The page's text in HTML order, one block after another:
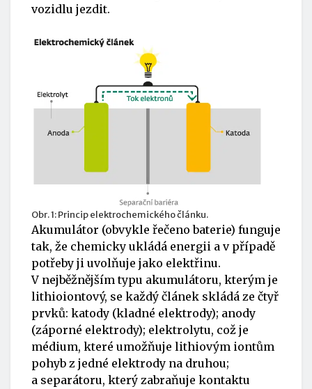
vozidlu jezdit.
Obr. 1: Princip elektrochemického článku.
Akumulátor (obvykle řečeno baterie) funguje
tak, že chemicky ukládá energii a v případě
potřeby ji uvolňuje jako elektřinu.
V nejběžnějším typu akumulátoru, kterým je
lithioiontový, se každý článek skládá ze čtyř
prvků: katody (kladné elektrody); anody
(záporné elektrody); elektrolytu, což je
médium, které umožňuje lithiovým iontům
pohyb z jedné elektrody na druhou;
a separátoru, který zabraňuje kontaktu